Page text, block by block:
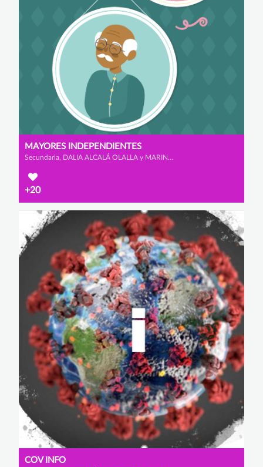
MAYORES INDEPENDIENTES
Secundaria, DALIA ALCALÁ OLALLA y MARINA ALONSO FERNÁNDEZ
+20
COV INFO